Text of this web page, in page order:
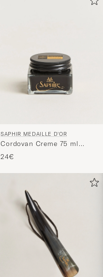
SAPHIR MEDAILLE D'OR
Cordovan Creme 75 ml
Black
24€